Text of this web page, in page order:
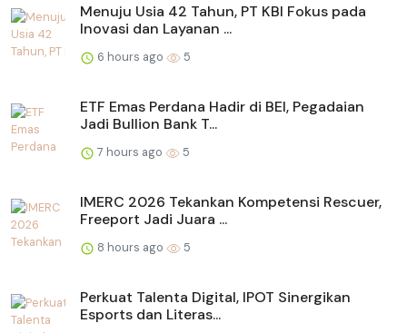
Menuju Usia 42 Tahun, PT KBI Fokus pada
Inovasi dan Layanan ...
6 hours ago 5
ETF Emas Perdana Hadir di BEI, Pegadaian
Jadi Bullion Bank T...
7 hours ago 5
IMERC 2026 Tekankan Kompetensi Rescuer,
Freeport Jadi Juara ...
8 hours ago 5
Perkuat Talenta Digital, IPOT Sinergikan
Esports dan Literas...